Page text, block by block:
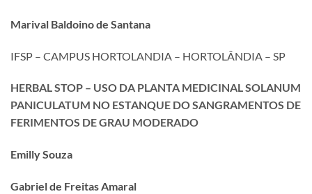
Marival Baldoino de Santana
IFSP – CAMPUS HORTOLANDIA – HORTOLÂNDIA – SP
HERBAL STOP – USO DA PLANTA MEDICINAL SOLANUM
PANICULATUM NO ESTANQUE DO SANGRAMENTOS DE
FERIMENTOS DE GRAU MODERADO
Emilly Souza
Gabriel de Freitas Amaral